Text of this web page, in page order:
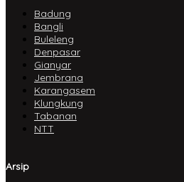
Badung
Bangli
Buleleng
Denpasar
Gianyar
Jembrana
Karangasem
Klungkung
Tabanan
NTT
Arsip